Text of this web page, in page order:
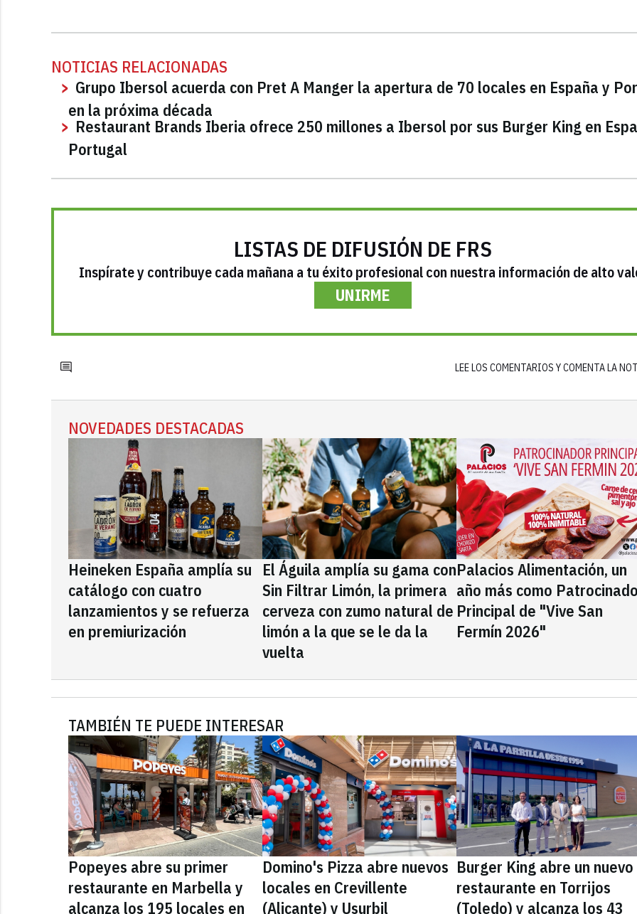
NOTICIAS RELACIONADAS
Grupo Ibersol acuerda con Pret A Manger la apertura de 70 locales en España y
en la próxima década
Restaurant Brands Iberia ofrece 250 millones a Ibersol por sus Burger King en
Portugal
LISTAS DE DIFUSIÓN DE FRS
Inspírate y contribuye cada mañana a tu éxito profesional con nuestra información de alto
UNIRME
LEE LOS COMENTARIOS Y COMENTA LA
NOVEDADES DESTACADAS
Heineken España amplía su
catálogo con cuatro
lanzamientos y se refuerza
en premiurización
El Águila amplía su gama con
Sin Filtrar Limón, la primera
cerveza con zumo natural de
limón a la que se le da la
vuelta
Palacios Alimentación, un
año más como
Principal de "Vive San
Fermín 2026"
TAMBIÉN TE PUEDE INTERESAR
Popeyes abre su primer
restaurante en Marbella y
alcanza los 195 locales en
Domino's Pizza abre nuevos
locales en Crevillente
(Alicante) y Usurbil
Burger King abre un nuevo
restaurante en Torrijos
(Toledo) y alcanza los 43